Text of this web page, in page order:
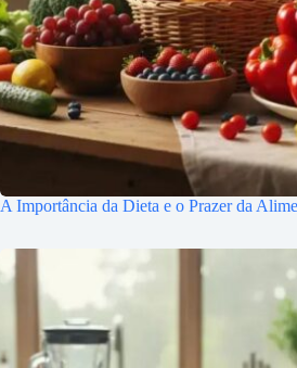
A Importância da Dieta e o Prazer da